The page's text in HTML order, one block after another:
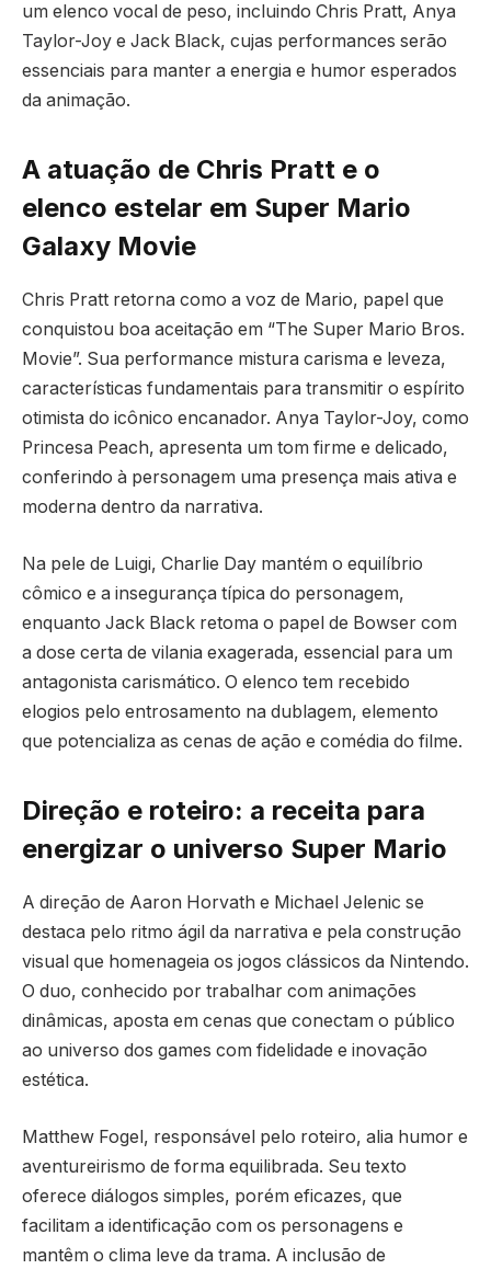
um elenco vocal de peso, incluindo Chris Pratt, Anya
Taylor-Joy e Jack Black, cujas performances serão
essenciais para manter a energia e humor esperados
da animação.
A atuação de Chris Pratt e o
elenco estelar em Super Mario
Galaxy Movie
Chris Pratt retorna como a voz de Mario, papel que
conquistou boa aceitação em “The Super Mario Bros.
Movie”. Sua performance mistura carisma e leveza,
características fundamentais para transmitir o espírito
otimista do icônico encanador. Anya Taylor-Joy, como
Princesa Peach, apresenta um tom firme e delicado,
conferindo à personagem uma presença mais ativa e
moderna dentro da narrativa.
Na pele de Luigi, Charlie Day mantém o equilíbrio
cômico e a insegurança típica do personagem,
enquanto Jack Black retoma o papel de Bowser com
a dose certa de vilania exagerada, essencial para um
antagonista carismático. O elenco tem recebido
elogios pelo entrosamento na dublagem, elemento
que potencializa as cenas de ação e comédia do filme.
Direção e roteiro: a receita para
energizar o universo Super Mario
A direção de Aaron Horvath e Michael Jelenic se
destaca pelo ritmo ágil da narrativa e pela construção
visual que homenageia os jogos clássicos da Nintendo.
O duo, conhecido por trabalhar com animações
dinâmicas, aposta em cenas que conectam o público
ao universo dos games com fidelidade e inovação
estética.
Matthew Fogel, responsável pelo roteiro, alia humor e
aventureirismo de forma equilibrada. Seu texto
oferece diálogos simples, porém eficazes, que
facilitam a identificação com os personagens e
mantêm o clima leve da trama. A inclusão de